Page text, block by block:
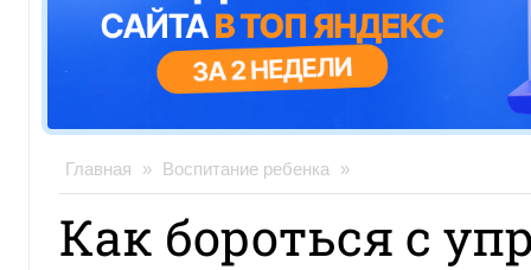
Главная » Воспитание ребенка »
Как бороться с